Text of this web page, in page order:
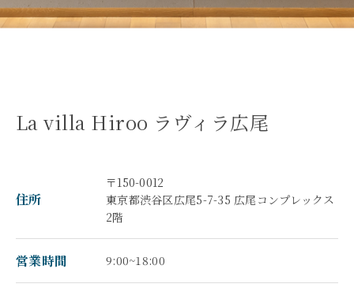
La villa Hiroo ラヴィラ広尾
住所
〒150-0012
東京都渋谷区広尾5-7-35 広尾コンプレックス
2階
営業時間 9:00~18:00